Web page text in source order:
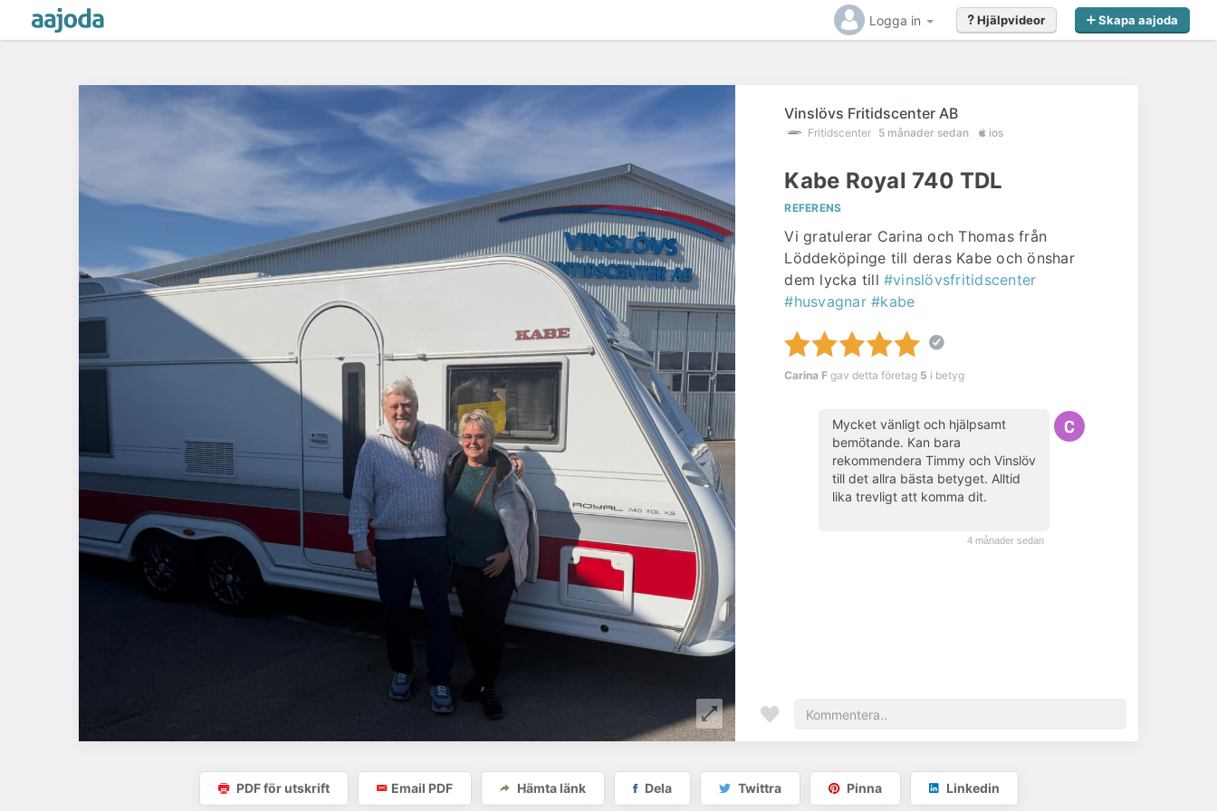
Logga in Skapa aajoda
Hjälpvideor
Vinslövs Fritidscenter AB
Fritidscenter 5 månader sedan ios
Kabe Royal 740 TDL
REFERENS
Vi gratulerar Carina och Thomas från
Löddeköpinge till deras Kabe och önshar
dem lycka till#vinslövsfritidscenter
#husvagnar #kabe
Carina F gav detta företag 5 i betyg
Mycket vänligt och hjälpsamt
bemötande. Kan bara
rekommendera Timmy och Vinslöv
till det allra bästa betyget. Alltid
lika trevligt att komma dit.
4 månader sedan
PDF för utskrift Email PDF Hämta länk Dela Twittra Pinna Linkedin